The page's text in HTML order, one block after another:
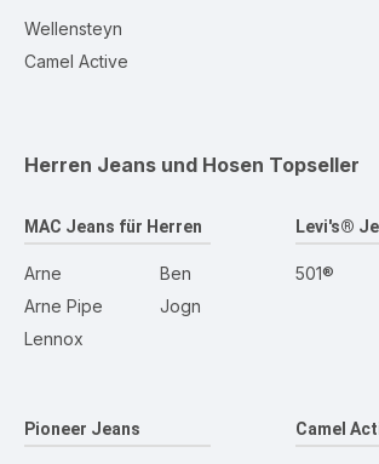
Wellensteyn
Camel Active
Herren Jeans und Hosen Topseller
MAC Jeans für Herren
Arne
Arne Pipe
Lennox
Ben
Jogn
Levi's®
501®
Pioneer Jeans Camel